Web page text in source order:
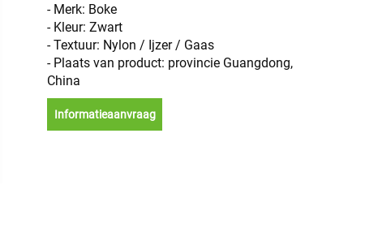
- Merk: Boke
- Kleur: Zwart
- Textuur: Nylon / Ijzer / Gaas
- Plaats van product: provincie Guangdong,
China
Informatieaanvraag